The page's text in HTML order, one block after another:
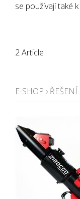
se používají také
2 Article
E-SHOP › ŘEŠENÍ